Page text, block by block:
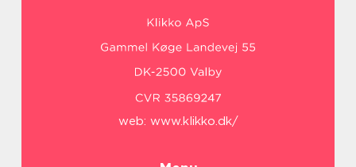
web: www.klikko.dk/